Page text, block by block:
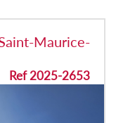
Maurice-
Ref 2025-2653